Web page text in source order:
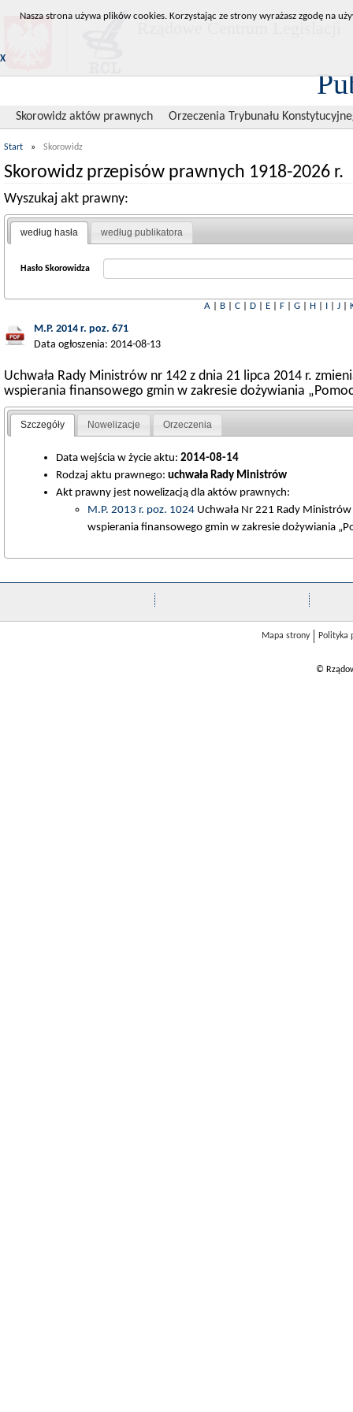
Skorowidz aktów prawnych Orzeczenia Trybunału
Start » Skorowidz
Skorowidz przepisów prawnych 1918-2026 r.
Wyszukaj akt prawny:
według hasła według publikatora
Hasło Skorowidza
A| B| C| D| E| F| G| H| I| J|
M.P. 2014 r. poz. 671
Data ogłoszenia: 2014-08-13
Uchwała Rady Ministrów nr 142 z dnia 21 lipca 2014 r.
wspierania finansowego gmin w zakresie dożywiania
Szczegóły Nowelizacje Orzeczenia
Data wejścia w życie aktu: 2014-08-14
Rodzaj aktu prawnego: uchwała Rady Ministrów
Akt prawny jest nowelizacją dla aktów prawnych:
M.P. 2013 r. poz. 1024Uchwała Nr 221 Rady
wspierania finansowego gmin w zakresie dożywiania
Mapa strony Polityka
©
Nasza strona używa plików cookies. Korzystając ze strony wyrażasz zgodę na
X